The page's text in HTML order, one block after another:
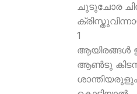
ചുടുചോര
1
ആയിരങ്ങള്‍
ആണ്‍ടു